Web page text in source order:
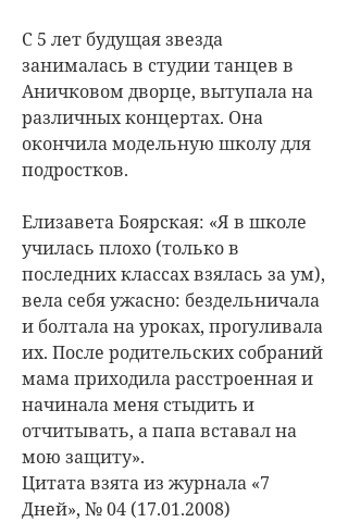
С 5 лет будущая звезда
занималась в студии танцев в
Аничковом дворце, вытупала на
различных концертах. Она
окончила модельную школу для
подростков.
Елизавета Боярская: «Я в школе
училась плохо (только в
последних классах взялась за ум),
вела себя ужасно: бездельничала
и болтала на уроках, прогуливала
их. После родительских собраний
мама приходила расстроенная и
начинала меня стыдить и
отчитывать, а папа вставал на
мою защиту».
Цитата взята из журнала «7
Дней», № 04 (17.01.2008)